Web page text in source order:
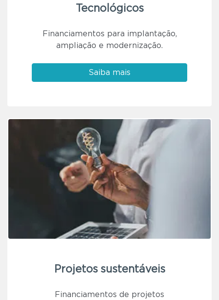
Tecnológicos
Financiamentos para implantação,
ampliação e modernização.
Saiba mais
Projetos sustentáveis
Financiamentos de projetos